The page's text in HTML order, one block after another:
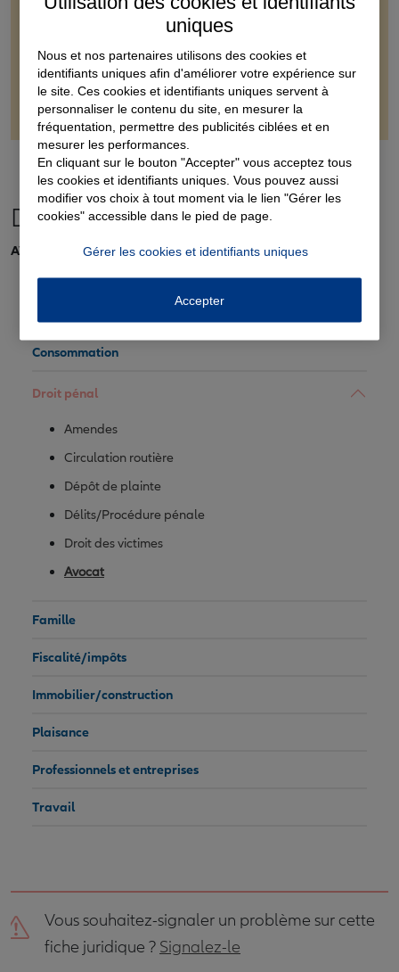
barreau de l’avocat concerné. La décision du bâtonnier peut être
contestée devant le premier président de la cour d’appel dans un
délai d’un mois, par lettre recommandée avec demande d’avis
de réception. Si la contestation est relative aux honoraires du
bâtonnier, celle-ci est portée devant le président du tribunal
judiciaire.
Droit pénal
AVOCAT
Consommation
Droit pénal
Amendes
Circulation routière
Dépôt de plainte
Délits/Procédure pénale
Droit des victimes
Avocat
Famille
Fiscalité/impôts
Immobilier/construction
Plaisance
Professionnels et entreprises
Travail
Vous souhaitez-signaler un problème sur cette
fiche juridique ? Signalez-le
uniques
Nous et nos partenaires utilisons des cookies et
identifiants uniques afin d'améliorer votre expérience sur
le site. Ces cookies et identifiants uniques servent à
personnaliser le contenu du site, en mesurer la
fréquentation, permettre des publicités ciblées et en
mesurer les performances.
En cliquant sur le bouton "Accepter" vous acceptez tous
les cookies et identifiants uniques. Vous pouvez aussi
modifier vos choix à tout moment via le lien "Gérer les
cookies" accessible dans le pied de page.
Gérer les cookies et identifiants uniques
Accepter